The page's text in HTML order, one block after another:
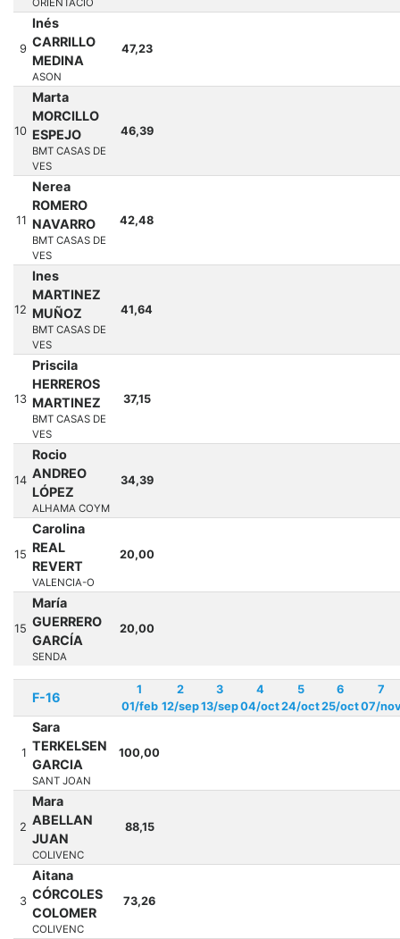
9
Inés
CARRILLO
MEDINA
ASON
47,23
10
Marta
MORCILLO
ESPEJO
BMT CASAS DE
VES
46,39
11
Nerea
ROMERO
NAVARRO
BMT CASAS DE
VES
42,48
12
Ines
MARTINEZ
MUÑOZ
BMT CASAS DE
VES
41,64
13
Priscila
HERREROS
MARTINEZ
BMT CASAS DE
VES
37,15
14
Rocio
ANDREO
LÓPEZ
ALHAMA COYM
34,39
15
Carolina
REAL
REVERT
VALENCIA-O
20,00
15
María
GUERRERO
GARCÍA
SENDA
20,00
F-16
1
01/feb
2
12/sep
3
13/sep
4
04/oct
5
24/oct
6
25/oct
7
07/
1
Sara
TERKELSEN
GARCIA
SANT JOAN
100,00
2
Mara
ABELLAN
JUAN
COLIVENC
88,15
3
Aitana
CÓRCOLES
COLOMER
COLIVENC
73,26